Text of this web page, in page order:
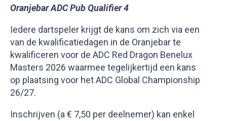
Oranjebar ADC Pub Qualifier 4
Iedere dartspeler krijgt de kans om zich via een
van de kwalificatiedagen in de Oranjebar te
kwalificeren voor de ADC Red Dragon Benelux
Masters 2026 waarmee tegelijkertijd een kans
op plaatsing voor het ADC Global Championship
26/27.
Inschrijven (a € 7,50 per deelnemer) kan enkel